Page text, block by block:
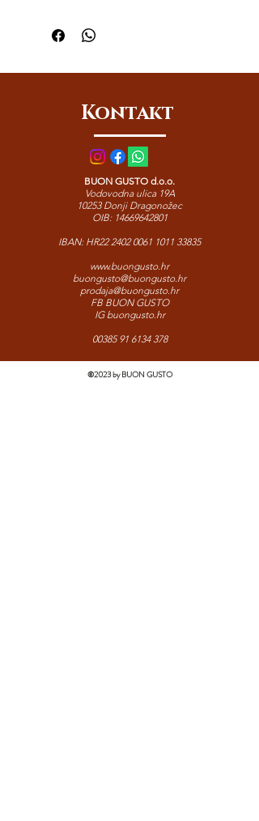
svilenkastu teksturu i bogat, prirodan
okus uravnotežene slatkoće i kiselosti.
sva klasična jela talijanske kuhinje.
Kontakt
BUON GUSTO d.o.o.
Vodovodna ulica 19A
10253 Donji Dragonožec
OIB: 14669642801
IBAN: HR222402 0061 1011 33835
www.buongusto.hr
buongusto@buongusto.hr
prodaja@buongusto.hr
FB BUON GUSTO
IG buongusto.hr
00385 91 6134 378
©2023 by BUON GUSTO